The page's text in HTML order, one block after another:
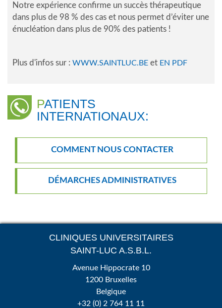
Notre expérience confirme un succès thérapeutique
dans plus de 98 % des cas et nous permet d’éviter une
énucléation dans plus de 90% des patients !
Plus d'infos sur : WWW.SAINTLUC.BE et EN PDF
PATIENTS
INTERNATIONAUX:
COMMENT NOUS CONTACTER
DÉMARCHES ADMINISTRATIVES
CLINIQUES UNIVERSITAIRES
SAINT-LUC A.S.B.L.
Avenue Hippocrate 10
1200 Bruxelles
Belgique
+32 (0) 2 764 11 11